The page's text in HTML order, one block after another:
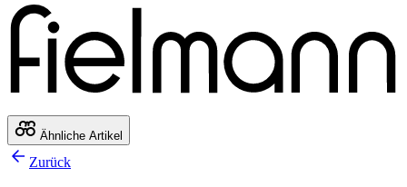
Ähnliche Artikel
Zurück